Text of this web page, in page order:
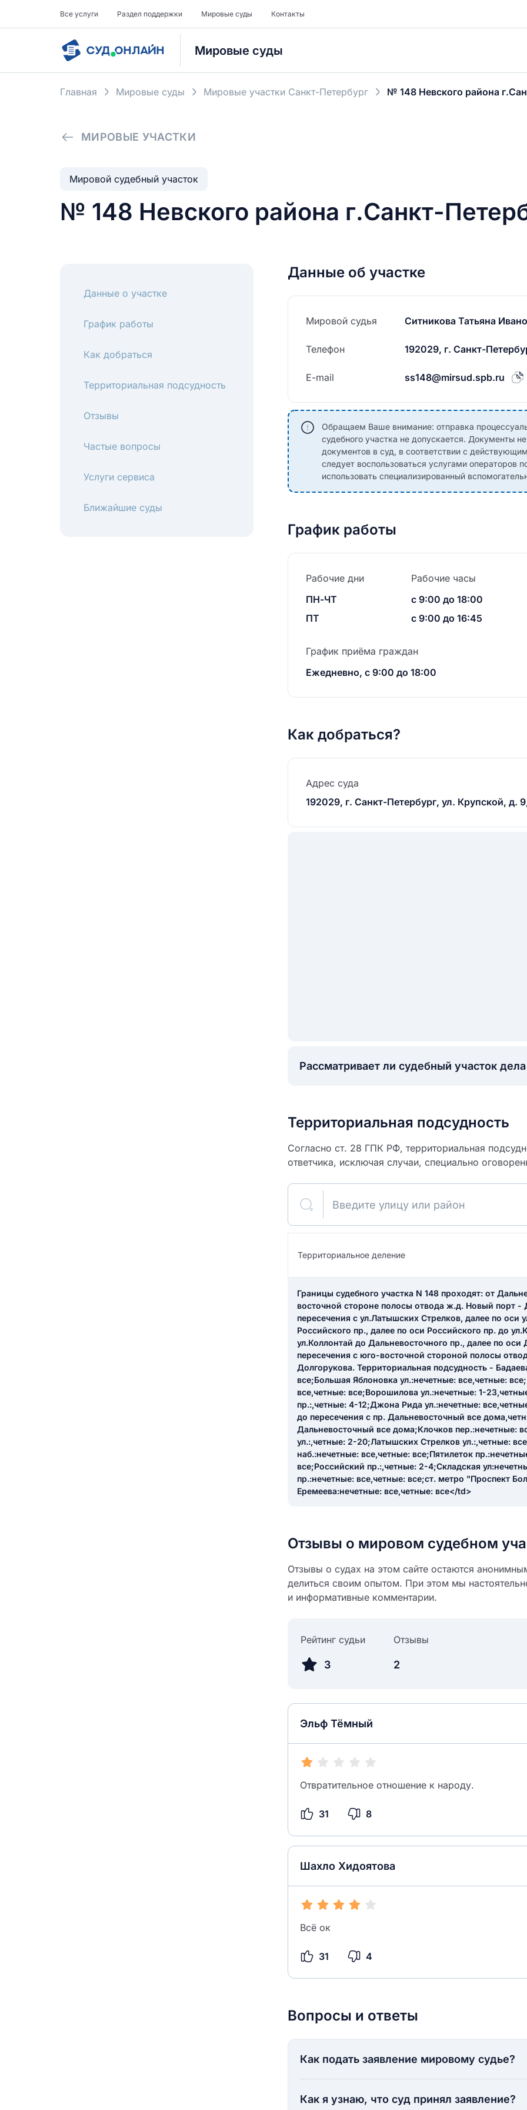
Все услуги Раздел поддержки Мировые суды Контакты
Мировые суды
Главная Мировые суды Мировые участки Санкт-Петербург № 148 Невского района
МИРОВЫЕ УЧАСТКИ
Мировой судебный участок
№ 148 Невского района г.Санкт-
Данные о участке
График работы
Как добраться
Территориальная подсудность
Отзывы
Частые вопросы
Услуги сервиса
Ближайшие суды
Данные об участке
Мировой судья Ситникова Татьяна
Телефон 192029, г. Санкт-
E-mail ss148@mirsud.spb.ru
Обращаем Ваше внимание: отправка
судебного участка не допускается. Документы
документов в суд, в соответствии с
следует воспользоваться услугами операторов
использовать специализированный
График работы
Рабочие дни
ПН-ЧТ
ПТ
Рабочие часы
с 9:00 до 18:00
с 9:00 до 16:45
График приёма граждан
Ежедневно, с 9:00 до 18:00
Как добраться?
Адрес суда
192029, г. Санкт-Петербург, ул. Крупской, д.
Рассматривает ли судебный участок
Территориальная подсудность
Согласно ст. 28 ГПК РФ, территориальная
ответчика, исключая случаи, специально
Введите улицу или район
Территориальное деление
Границы судебного участка N 148 проходят: от
восточной стороне полосы отвода ж.д. Новый порт -
пересечения с ул.Латышских Стрелков, далее по оси
Российского пр., далее по оси Российского пр. до
ул.Коллонтай до Дальневосточного пр., далее по оси
пересечения с юго-восточной стороной полосы
Долгорукова. Территориальная подсудность -
все;Большая Яблоновка ул.:нечетные: все,четные:
все,четные: все;Ворошилова ул.:нечетные: 1-
пр.:,четные: 4-12;Джона Рида ул.:нечетные:
до пересечения с пр. Дальневосточный все
Дальневосточный все дома;Клочков пер.:нечетные:
ул.:,четные: 2-20;Латышских Стрелков ул.:,четные:
наб.:нечетные: все,четные: все;Пятилеток
все;Российский пр.:,четные: 2-4;Складская
пр.:нечетные: все,четные: все;ст. метро "Проспект
Еремеева:нечетные: все,четные: все</td>
Отзывы о мировом судебном
Отзывы о судах на этом сайте остаются
делиться своим опытом. При этом мы
и информативные комментарии.
Рейтинг судьи
3
Отзывы
2
Эльф Тёмный
Отвратительное отношение к народу.
31 8
Шахло Хидоятова
Всё ок
31 4
Как вы
участок?
разрешить
ОСТАВИТЬ
Введите свой номер телефона
Ответ на отзыв
разрешить публикацию отзыва
ОСТАВИТЬ ОТЗЫВ
Вопросы и ответы
Как подать заявление мировому судье?
Как я узнаю, что суд принял заявление?
Название населенного пункта
НАЙТИ МЕНЯ
СОХРАНИТЬ